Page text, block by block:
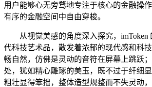
用户能够心无旁骛地专注于核心的金融操
有序的金融空间中自由穿梭。
从视觉美感的角度深入探究，imToken
代科技艺术品，散发着浓郁的现代感和科
畅自然，仿佛是灵动的音符在屏幕上跳跃
处，犹如精心雕琢的美玉，既不过于纤细
粗壮显得笨拙，整体造型规整而不失灵动